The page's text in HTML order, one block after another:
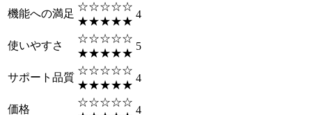
機能への満足
☆☆☆☆☆
★★★★★
4
使いやすさ
☆☆☆☆☆
★★★★★
5
サポート品質
☆☆☆☆☆
★★★★★
4
価格
☆☆☆☆☆
4